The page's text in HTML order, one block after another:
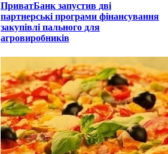
ПриватБанк запустив дві
партнерські програми фінансування
закупівлі пального для
агровиробників